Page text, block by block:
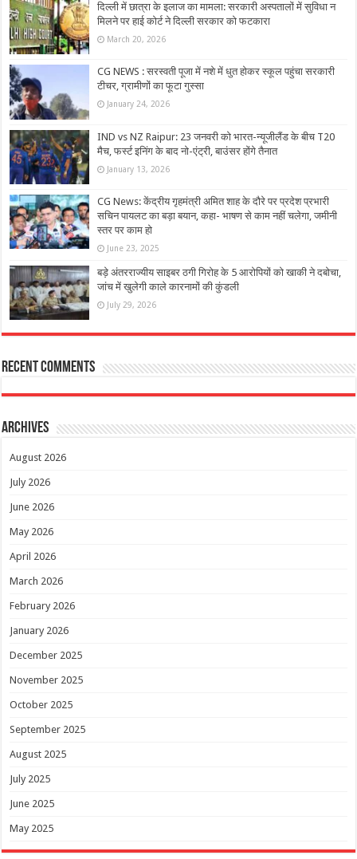
दिल्ली में छात्रा के इलाज का मामला: सरकारी अस्पतालों में सुविधा न
मिलने पर हाई कोर्ट ने दिल्ली सरकार को फटकारा
March 20, 2026
CG NEWS : सरस्वती पूजा में नशे में धुत होकर स्कूल पहुंचा सरकारी
टीचर, ग्रामीणों का फूटा गुस्सा
January 24, 2026
IND vs NZ Raipur: 23 जनवरी को भारत-न्यूजीलैंड के बीच T20
मैच, फर्स्ट इनिंग के बाद नो-एंट्री, बाउंसर होंगे तैनात
January 13, 2026
CG News: केंद्रीय गृहमंत्री अमित शाह के दौरे पर प्रदेश प्रभारी
सचिन पायलट का बड़ा बयान, कहा- भाषण से काम नहीं चलेगा, जमीनी
स्तर पर काम हो
June 23, 2025
बड़े अंतरराज्यीय साइबर ठगी गिरोह के 5 आरोपियों को खाकी ने दबोचा,
जांच में खुलेगी काले कारनामों की कुंडली
July 29, 2026
Recent Comments
Archives
August 2026
July 2026
June 2026
May 2026
April 2026
March 2026
February 2026
January 2026
December 2025
November 2025
October 2025
September 2025
August 2025
July 2025
June 2025
May 2025